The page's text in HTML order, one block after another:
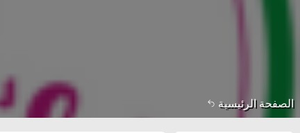
الصفحة الرئيسية